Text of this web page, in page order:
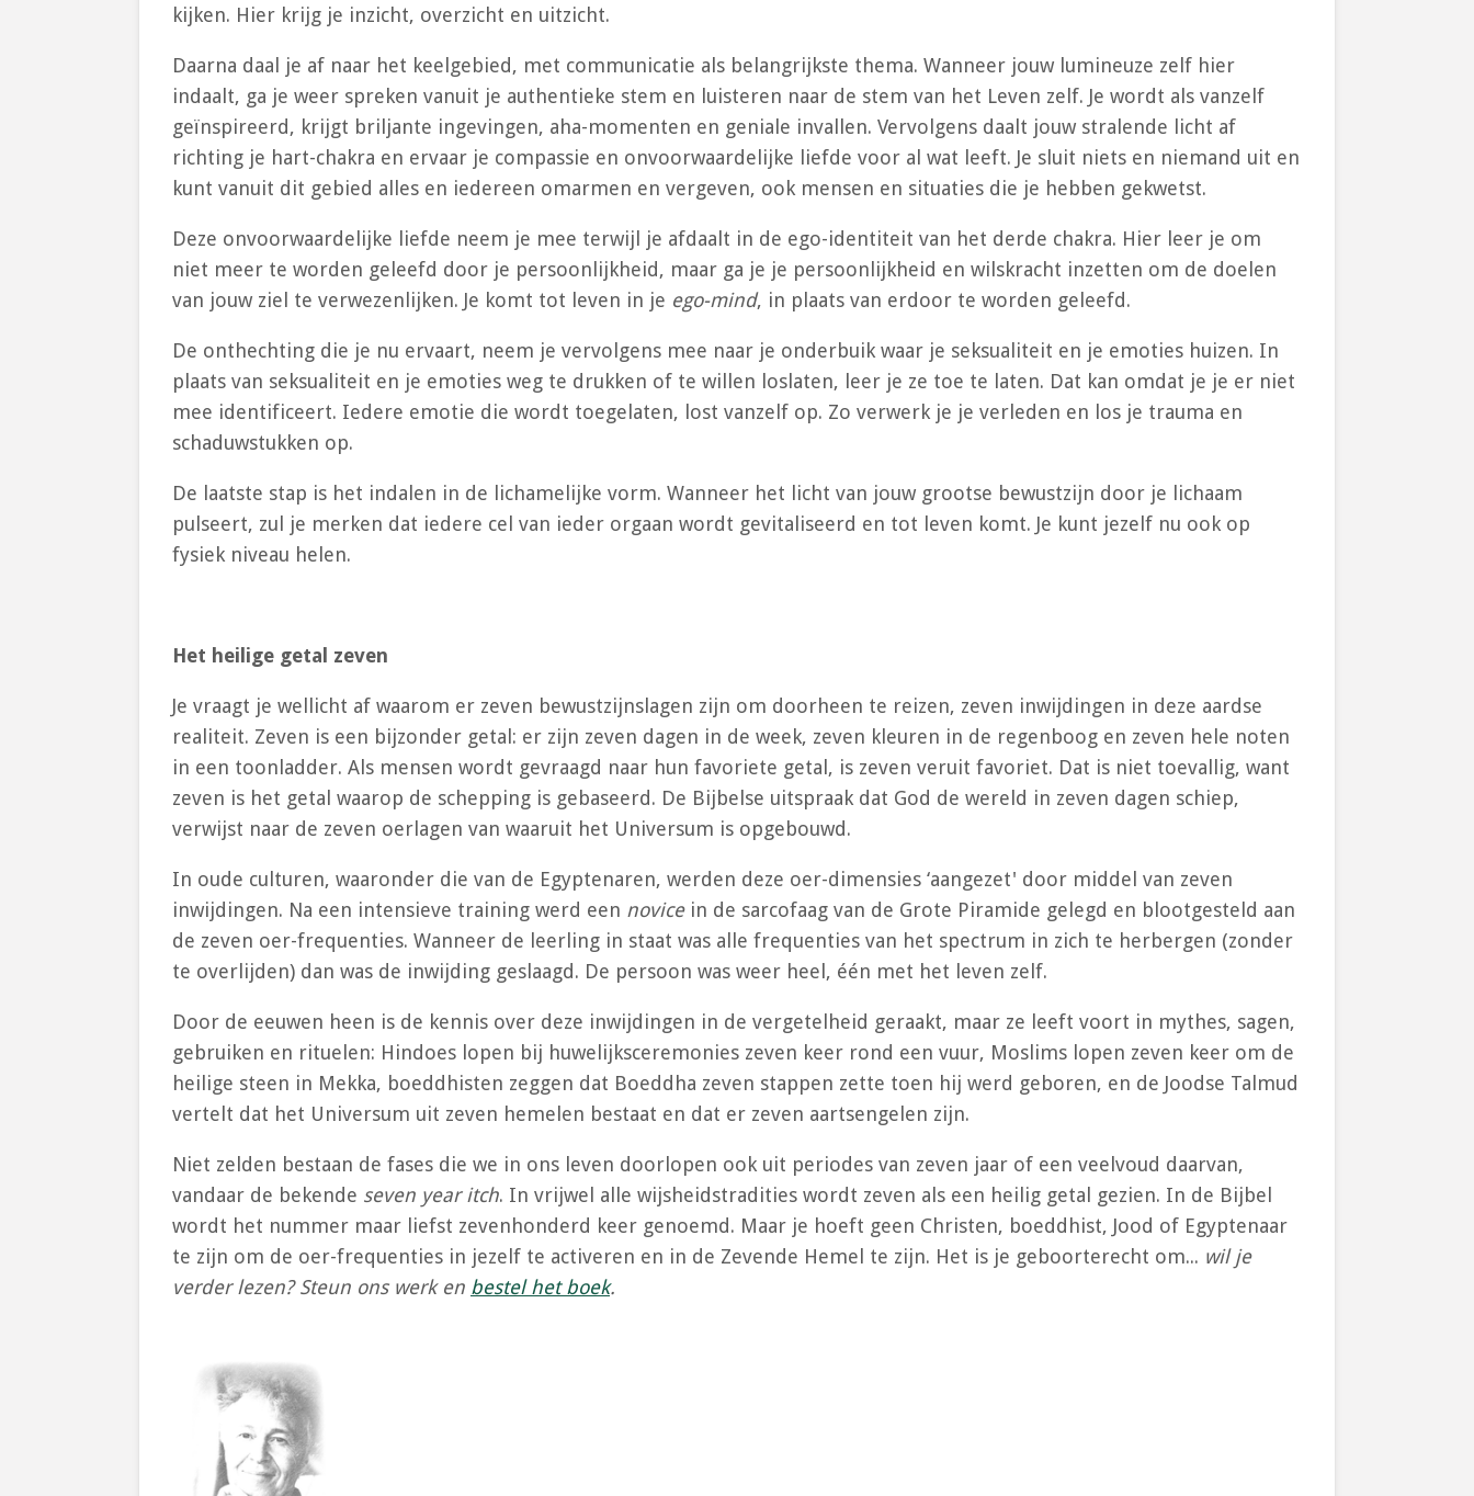
kijken. Hier krijg je inzicht, overzicht en uitzicht.
Daarna daal je af naar het keelgebied, met communicatie als belangrijkste thema. Wanneer jouw lumineuze zelf hier
indaalt, ga je weer spreken vanuit je authentieke stem en luisteren naar de stem van het Leven zelf. Je wordt als vanzelf
geïnspireerd, krijgt briljante ingevingen, aha-momenten en geniale invallen. Vervolgens daalt jouw stralende licht af
richting je hart-chakra en ervaar je compassie en onvoorwaardelijke liefde voor al wat leeft. Je sluit niets en niemand uit en
kunt vanuit dit gebied alles en iedereen omarmen en vergeven, ook mensen en situaties die je hebben gekwetst.
Deze onvoorwaardelijke liefde neem je mee terwijl je afdaalt in de ego-identiteit van het derde chakra. Hier leer je om
niet meer te worden geleefd door je persoonlijkheid, maar ga je je persoonlijkheid en wilskracht inzetten om de doelen
van jouw ziel te verwezenlijken. Je komt tot leven in je ego-mind, in plaats van erdoor te worden geleefd.
De onthechting die je nu ervaart, neem je vervolgens mee naar je onderbuik waar je seksualiteit en je emoties huizen. In
plaats van seksualiteit en je emoties weg te drukken of te willen loslaten, leer je ze toe te laten. Dat kan omdat je je er niet
mee identificeert. Iedere emotie die wordt toegelaten, lost vanzelf op. Zo verwerk je je verleden en los je trauma en
schaduwstukken op.
De laatste stap is het indalen in de lichamelijke vorm. Wanneer het licht van jouw grootse bewustzijn door je lichaam
pulseert, zul je merken dat iedere cel van ieder orgaan wordt gevitaliseerd en tot leven komt. Je kunt jezelf nu ook op
fysiek niveau helen.
Het heilige getal zeven
Je vraagt je wellicht af waarom er zeven bewustzijnslagen zijn om doorheen te reizen, zeven inwijdingen in deze aardse
realiteit. Zeven is een bijzonder getal: er zijn zeven dagen in de week, zeven kleuren in de regenboog en zeven hele noten
in een toonladder. Als mensen wordt gevraagd naar hun favoriete getal, is zeven veruit favoriet. Dat is niet toevallig, want
zeven is het getal waarop de schepping is gebaseerd. De Bijbelse uitspraak dat God de wereld in zeven dagen schiep,
verwijst naar de zeven oerlagen van waaruit het Universum is opgebouwd.
In oude culturen, waaronder die van de Egyptenaren, werden deze oer-dimensies ‘aangezet' door middel van zeven
inwijdingen. Na een intensieve training werd een novicein de sarcofaag van de Grote Piramide gelegd en blootgesteld aan
de zeven oer-frequenties. Wanneer de leerling in staat was alle frequenties van het spectrum in zich te herbergen (zonder
te overlijden) dan was de inwijding geslaagd. De persoon was weer heel, één met het leven zelf.
Door de eeuwen heen is de kennis over deze inwijdingen in de vergetelheid geraakt, maar ze leeft voort in mythes, sagen,
gebruiken en rituelen: Hindoes lopen bij huwelijksceremonies zeven keer rond een vuur, Moslims lopen zeven keer om de
heilige steen in Mekka, boeddhisten zeggen dat Boeddha zeven stappen zette toen hij werd geboren, en de Joodse Talmud
vertelt dat het Universum uit zeven hemelen bestaat en dat er zeven aartsengelen zijn.
Niet zelden bestaan de fases die we in ons leven doorlopen ook uit periodes van zeven jaar of een veelvoud daarvan,
vandaar de bekende seven year itch. In vrijwel alle wijsheidstradities wordt zeven als een heilig getal gezien. In de Bijbel
wordt het nummer maar liefst zevenhonderd keer genoemd. Maar je hoeft geen Christen, boeddhist, Jood of Egyptenaar
te zijn om de oer-frequenties in jezelf te activeren en in de Zevende Hemel te zijn. Het is je geboorterecht om... wil je
verder lezen? Steun ons werk en bestel het boek.